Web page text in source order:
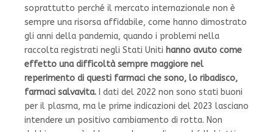
soprattutto perché il mercato internazionale non è
sempre una risorsa affidabile, come hanno dimostrato
gli anni della pandemia, quando i problemi nella
raccolta registrati negli Stati Uniti hanno avuto come
effetto una difficoltà sempre maggiore nel
reperimento di questi farmaci che sono, lo ribadisco,
farmaci salvavita. I dati del 2022 non sono stati buoni
per il plasma, ma le prime indicazioni del 2023 lasciano
intendere un positivo cambiamento di rotta. Non